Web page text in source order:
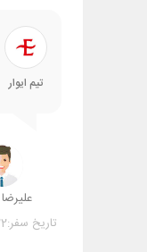
تیم ایوار
تاریخ سفر: